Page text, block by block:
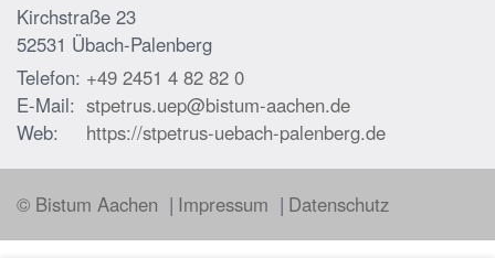
Kirchstraße 23
52531 Übach-Palenberg
Telefon: +49 2451 4 82 82 0
E-Mail: stpetrus.uep@bistum-aachen.de
Web:
https://stpetrus-uebach-palenberg.de
© Bistum Aachen Impressum Datenschutz